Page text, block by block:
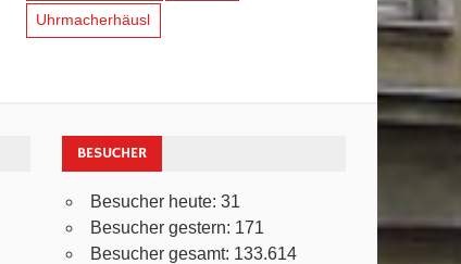
Uhrmacherhäusl
BESUCHER
Besucher heute:31
Besucher gestern: 171
Besucher gesamt: 133.614